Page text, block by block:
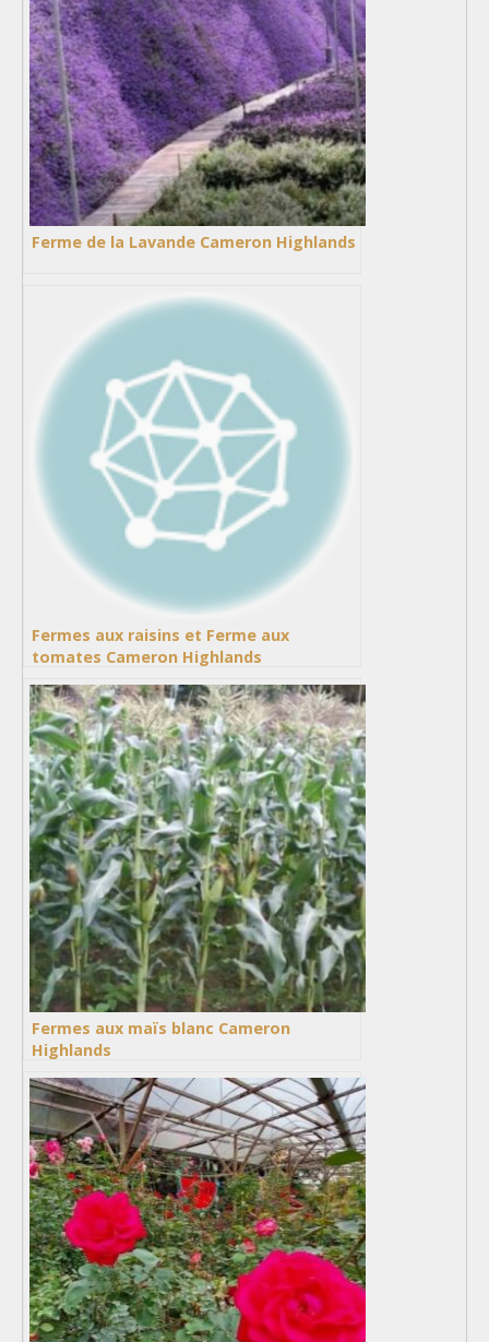
Ferme de la Lavande Cameron Highlands
Fermes aux raisins et Ferme aux
tomates Cameron Highlands
Fermes aux maïs blanc Cameron
Highlands